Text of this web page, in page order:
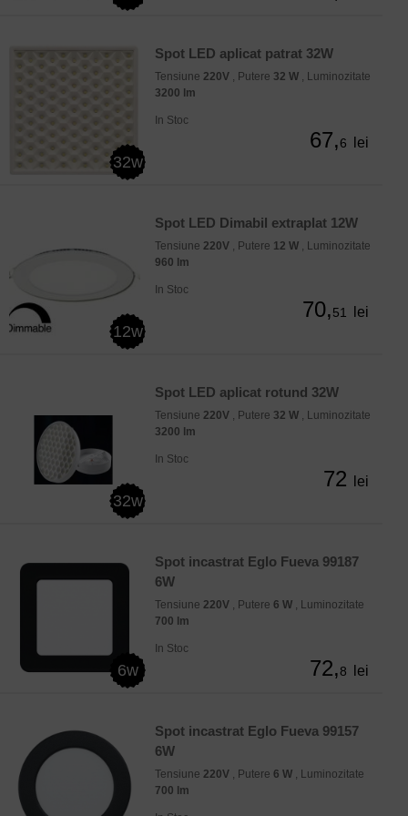
32w
Spot LED aplicat patrat 32W
Tensiune 220V , Putere 32 W , Luminozitate
3200 lm
In Stoc
67,6 lei
12w
Spot LED Dimabil extraplat 12W
Tensiune 220V , Putere 12 W , Luminozitate
960 lm
In Stoc
70,51 lei
32w
Spot LED aplicat rotund 32W
Tensiune 220V , Putere 32 W , Luminozitate
3200 lm
In Stoc
72 lei
6w
Spot incastrat Eglo Fueva 99187
6W
Tensiune 220V , Putere 6 W , Luminozitate
700 lm
In Stoc
72,8 lei
Spot incastrat Eglo Fueva 99157
6W
Tensiune 220V , Putere 6 W , Luminozitate
700 lm